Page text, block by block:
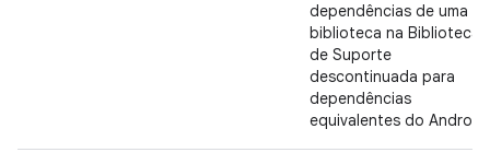
dependências de uma
biblioteca na Biblioteca
de Suporte
descontinuada para
dependências
equivalentes do